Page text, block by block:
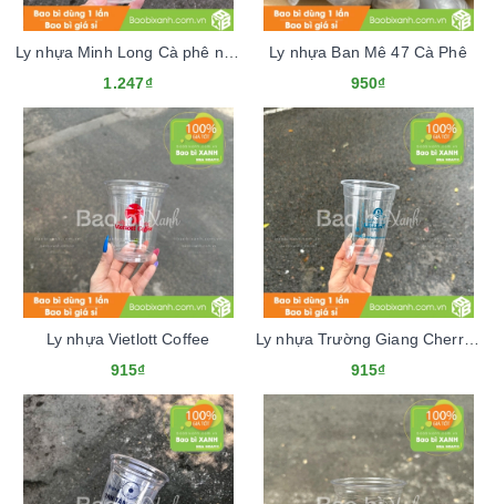
1.247₫
Ly nhựa Ban Mê 47 Cà Phê
950₫
Ly nhựa Vietlott Coffee
915₫
Ly nhựa Trường Giang Cherry Coffee
915₫